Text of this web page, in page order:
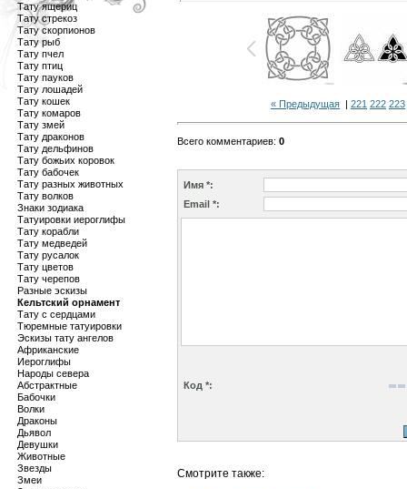
Тату ящериц
Тату стрекоз
Тату скорпионов
Тату рыб
Тату пчел
Тату птиц
Тату пауков
Тату лошадей
Тату кошек
Тату комаров
Тату змей
Тату драконов
Тату дельфинов
Тату божьих коровок
Тату бабочек
Тату разных животных
Тату волков
Знаки зодиака
Татуировки иероглифы
Тату корабли
Тату медведей
Тату русалок
Тату цветов
Тату черепов
Разные эскизы
Кельтский орнамент
Тату с сердцами
Тюремные татуировки
Эскизы тату ангелов
Африканские
Иероглифы
Народы севера
Абстрактные
Бабочки
Волки
Драконы
Дьявол
Девушки
Животные
Звезды
Змеи
« Предыдущая | 221 222 223
Всего комментариев: 0
Имя *:
Email *:
Код *:
Смотрите также: